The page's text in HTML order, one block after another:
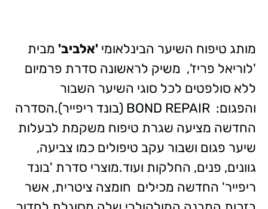
מותג טיפוח השיער הבינלאומי 'אלביב' מבית
'לוריאל פריז', משיק לראשונה סדרת פרמיום
ללא סולפטים לכל סוגי השיער השבור
והפגום: BOND REPAIR (בונד ריפייר).הסדרה
החדשה מציעה שגרת טיפוח משקמת לבעלות
שיער פגום ושבור עקב טיפולים כמו צביעה,
גוונים, פנים, החלקות ועוד.מוצרי סדרת 'בונד
ריפייר' החדשה מכילים חומצה ציטרית, אשר